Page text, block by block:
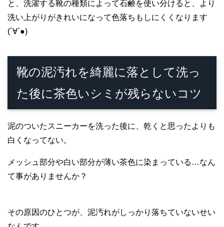
と、洗濯する靴の種類によって石鹸を使い分けると、より
洗い上がりがきれいになって色落ちもしにくくなります
(´∀`●)
靴の泥汚れを綺麗に落として洗っ
た後に茶色いシミが残らないコツ
泥のついたスニーカーを洗った後に、乾くと思ったよりも
白くなってない。
メッシュ部分や白い部分が薄い茶色に染まっている…なん
て事がありませんか？
その原因のひとつが、泥汚れがしっかり落ちていないせい